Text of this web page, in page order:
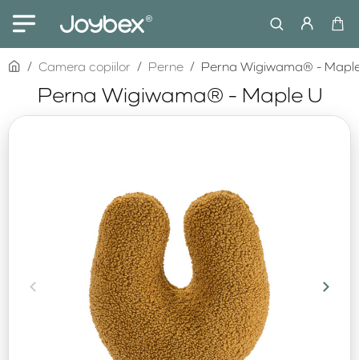
Perna Wigiwama® - Maple U
homeCamera copiilor Perne Perna Wigiwama® -